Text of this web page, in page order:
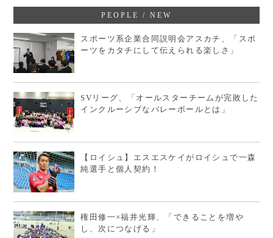
PEOPLE / NEW
スポーツ系企業合同説明会アスカチ、「スポ
ーツをカタチにして伝えられる楽しさ」
SVリーグ、「オールスターチームが完敗した
インクルーシブなバレーボールとは」
【ロイシュ】エスエスケイがロイシュで一森
純選手と個人契約！
権田修一×福井光輝、「できることを増や
し、次につなげる」